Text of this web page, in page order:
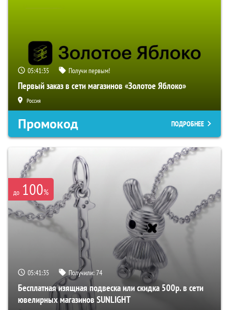
05:41:34 Получи первым!
Первый заказ в сети магазинов «Золотое Яблоко»
Россия
Промокод ПОДРОБНЕЕ
до 100%
05:41:34 Получили:74
Бесплатная изящная подвеска или скидка 500р. в сети
ювелирных магазинов SUNLIGHT